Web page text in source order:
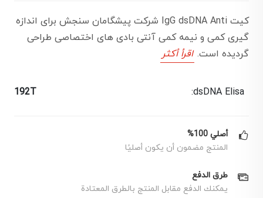
کیت IgG dsDNA Anti شرکت پیشگامان سنجش برای اندازه
گیری کمی و نیمه کمی آنتی بادی های اختصاصی طراحی
گردیده است. اقرأ أكثر
dsDNA Elisa:
192T
أصلي 100%
المنتج مضمون أن يكون أصليًا
طرق الدفع
يمكنك الدفع مقابل المنتج بالطرق المعتادة